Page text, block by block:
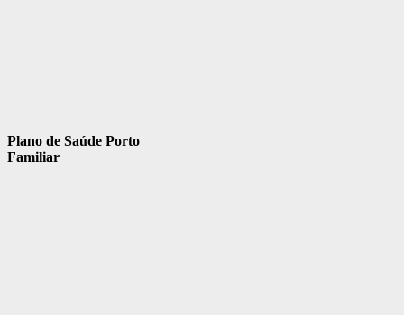
Plano de Saúde Porto
Familiar